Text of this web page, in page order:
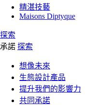
精湛技藝
Maisons Diptyque
探索
承諾 探索
想像未來
生態設計產品
提升我們的影響力
共同承諾